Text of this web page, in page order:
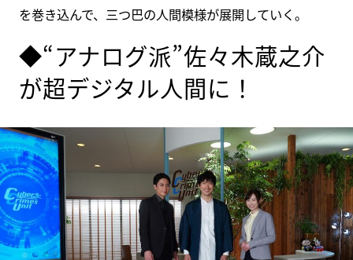
を巻き込んで、三つ巴の人間模様が展開していく。
◆“アナログ派”佐々木蔵之介
が超デジタル人間に！